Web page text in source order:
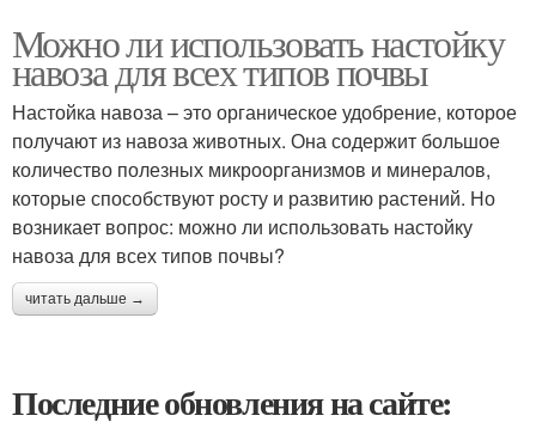
Можно ли использовать настойку
навоза для всех типов почвы
Настойка навоза – это органическое удобрение, которое
получают из навоза животных. Она содержит большое
количество полезных микроорганизмов и минералов,
которые способствуют росту и развитию растений. Но
возникает вопрос: можно ли использовать настойку
навоза для всех типов почвы?
читать дальше →
Последние обновления на сайте: